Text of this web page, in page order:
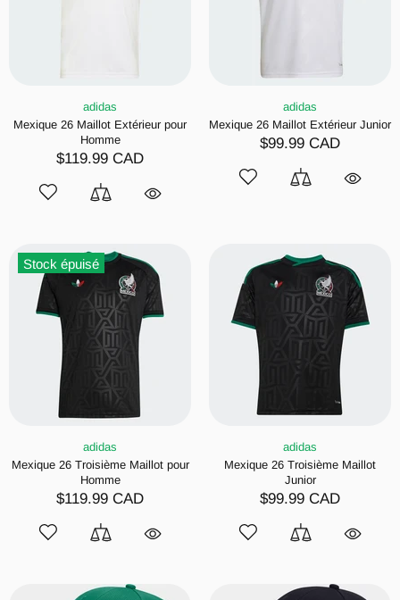
adidas
Mexique 26 Maillot Extérieur pour
Homme
$119.99 CAD
adidas
Mexique 26 Maillot Extérieur Junior
$99.99 CAD
Stock épuisé
adidas
Mexique 26 Troisième Maillot pour
Homme
$119.99 CAD
adidas
Mexique 26 Troisième Maillot
Junior
$99.99 CAD